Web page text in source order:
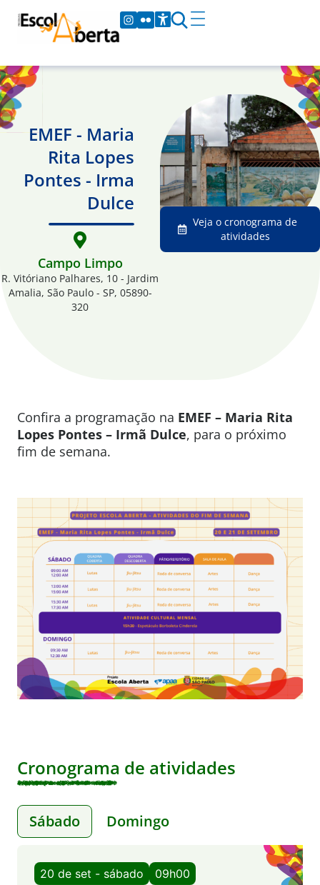
EMEF - Maria
Rita Lopes
Pontes - Irma
Dulce
Campo Limpo
R. Vitóriano Palhares, 10 - Jardim
Amalia, São Paulo - SP, 05890-
320
Veja o cronograma de
atividades
Confira a programação na EMEF – Maria Rita
Lopes Pontes – Irmã Dulce, para o próximo
fim de semana.
Cronograma de atividades
Sábado Domingo
20 de set - sábado 09h00